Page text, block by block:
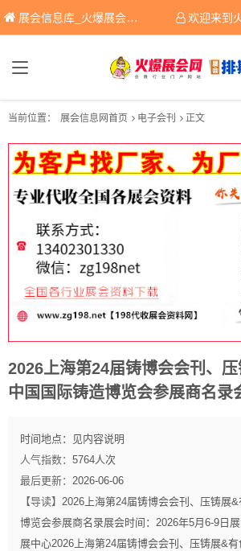
展会信息库_火爆展会网免费展会信息查询平台，提供专业会展服务！ 欢迎来到
当前位置： 展会信息网首页 电子会刊 正文
2026上海第24届铸博会会刊、
中国国际铸造博览会参展商名录
时间地点：
见内容说明
人气指数： 5764人次
最后更新： 2026-06-06
【导读】 2026上海第24届铸博会会刊、压铸展
博览会参展商名录展会时间：2026年5月6-9日
展中心2026上海第24届铸博会会刊、压铸展&